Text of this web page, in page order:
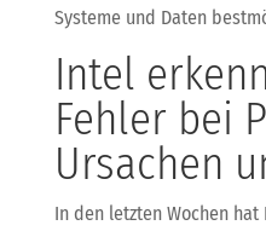
Systeme und Daten
Intel
Fehler bei
Ursachen
In den letzten Wochen